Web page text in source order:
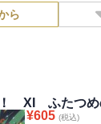
ら
！ XI ふたつめ
¥605 (税込)